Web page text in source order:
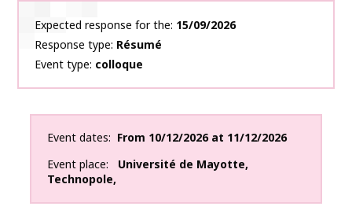
Expected response for the 15/09/2026
Response type Résumé
Event type colloque
Event dates From 10/12/2026at 11/12/2026
Event place
Université de Mayotte,
Technopole,